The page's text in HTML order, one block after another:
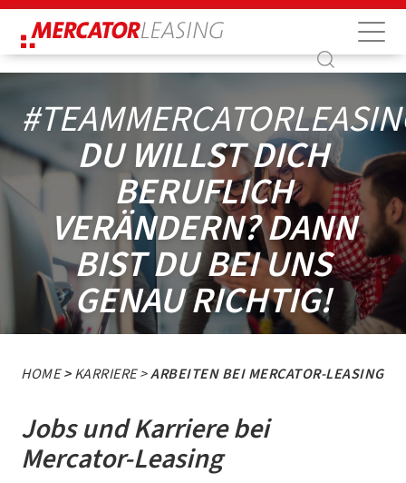
DU WILLST DICH
BERUFLICH
VERÄNDERN? DANN
BIST DU BEI UNS
GENAU RICHTIG!
HOME>KARRIERE >ARBEITEN BEI MERCATOR-LEASING
Jobs und Karriere bei
Mercator-Leasing